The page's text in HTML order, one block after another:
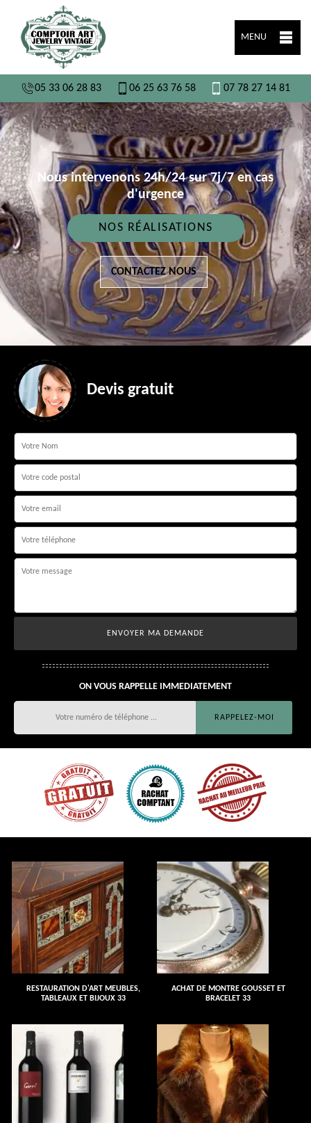
MENU
05 33 06 28 83 06 25 63 76 58 07 78 27 14 81
Nous intervenons 24h/24 sur 7j/7 en cas
d'urgence
NOS RÉALISATIONS
CONTACTEZ NOUS
Devis gratuit
ON VOUS RAPPELLE IMMEDIATEMENT
RESTAURATION D'ART MEUBLES,
TABLEAUX ET BIJOUX 33
ACHAT DE MONTRE GOUSSET ET
BRACELET 33